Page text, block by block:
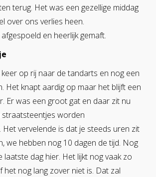
terug. Het was een gezellige middag
over ons verlies heen.
en heerlijk gemaft.
op rij naar de tandarts en nog een
Het knapt aardig op maar het blijft een
Er was een groot gat en daar zit nu
straatsteentjes worden
Het vervelende is dat je steeds uren zit
we hebben nog 10 dagen de tijd. Nog
laatste dag hier. Het lijkt nog vaak zo
het nog lang zover niet is. Dat zal